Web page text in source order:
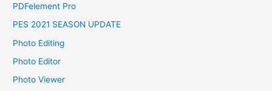
PDFelement Pro
PES 2021 SEASON UPDATE
Photo Editing
Photo Editor
Photo Viewer